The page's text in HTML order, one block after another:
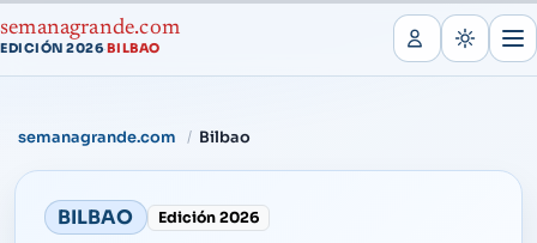
semanagrande.com
EDICIÓN 2026·BILBAO
semanagrande.com Bilbao
BILBAO Edición 2026